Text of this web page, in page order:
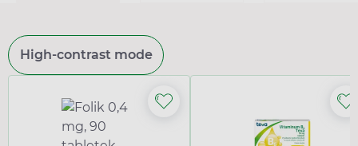
High-contrast mode